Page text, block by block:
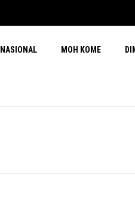
NASIONAL MOH KOME